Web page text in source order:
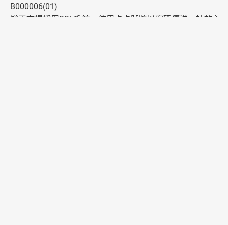
B000006(01)
樂天市場採用SSL系統，信用卡卡號將以密碼傳送，請放心